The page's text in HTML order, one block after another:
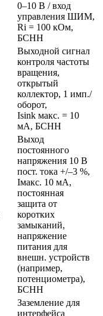
0–10 В / вход
управления ШИМ,
Ri = 100 кОм,
БСНН
Выходной сигнал
контроля частоты
вращения,
открытый
коллектор, 1 имп./
оборот,
Isink макс. = 10
мА, БСНН
Выход
постоянного
напряжения 10 В
пост. тока +/–3 %,
Iмакс. 10 мА,
постоянная
защита от
коротких
замыканий,
напряжение
питания для
внешн. устройств
(например,
потенциометра),
БСНН
Заземление для
интерфейса